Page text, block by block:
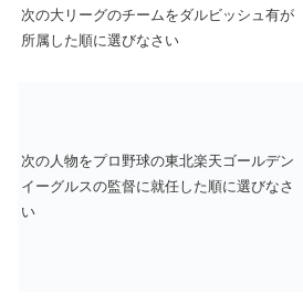
次の大リーグのチームをダルビッシュ有が
所属した順に選びなさい
次の人物をプロ野球の東北楽天ゴールデン
イーグルスの監督に就任した順に選びなさ
い